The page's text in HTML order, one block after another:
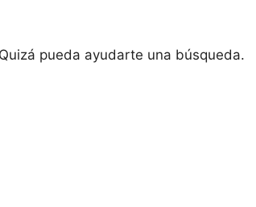
pueda ayudarte una búsqueda.